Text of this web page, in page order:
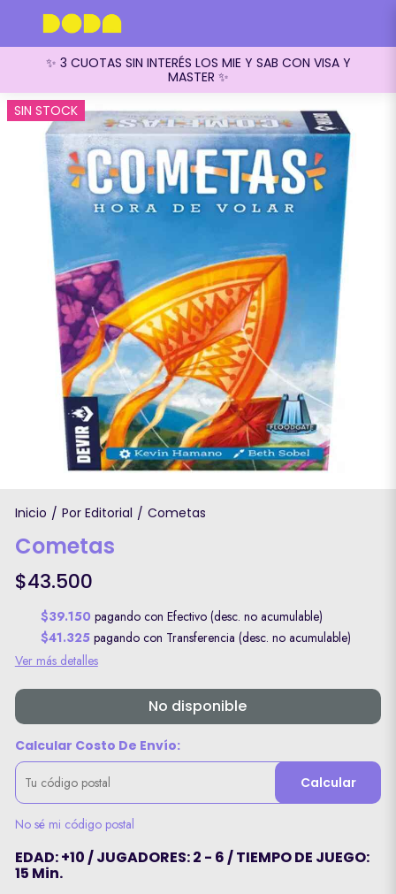
✨ 3 CUOTAS SIN INTERÉS LOS MIE Y SAB CON VISA Y
MASTER ✨
SIN STOCK
Inicio / Por Editorial / Cometas
Cometas
$43.500
$39.150 pagando con Efectivo (desc. no acumulable)
$41.325 pagando con Transferencia (desc. no acumulable)
Ver más detalles
No disponible
Calcular Costo De Envío:
Calcular
No sé mi código postal
EDAD: +10 / JUGADORES: 2 - 6 / TIEMPO DE JUEGO:
15 Min.